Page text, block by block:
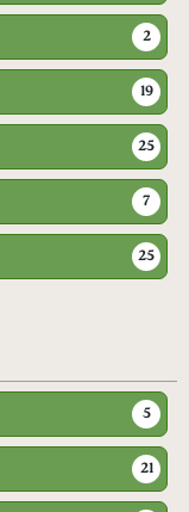
2
19
25
7
25
5
21